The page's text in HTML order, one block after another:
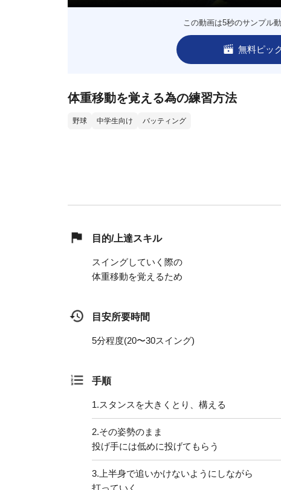
この動画は5秒のサンプル
無料ピッ
体重移動を覚える為の練習方法
野球 中学生向け バッティング
目的/上達スキル
スイングしていく際の
体重移動を覚えるため
目安所要時間
5分程度(20〜30スイング)
手順
1.スタンスを大きくとり、構える
2.その姿勢のまま
投げ手には低めに投げてもらう
3. 上半身で追いかけないようにしながら
打っていく